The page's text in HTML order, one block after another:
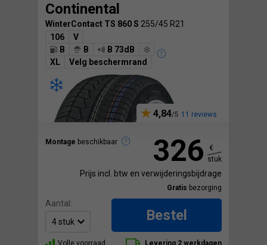
Continental
WinterContact TS 860 S 255/45 R21
106
V
B
B
B 73dB
XL
Velg beschermrand
4,84 11 reviews
Montage beschikbaar 326
€
stuk
Prijs incl. btw en verwijderingsbijdrage
Gratis bezorging
Aantal:
Bestel